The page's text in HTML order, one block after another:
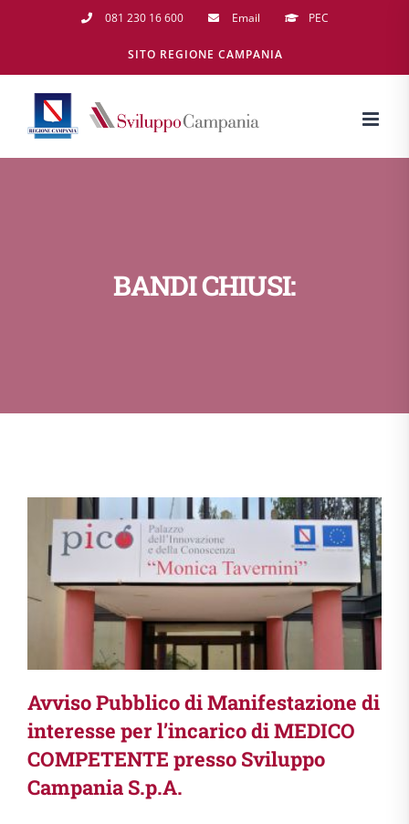
081 230 16 600 Email PEC
SITO REGIONE CAMPANIA
BANDI CHIUSI:
Avviso Pubblico di Manifestazione di
interesse per l’incarico di MEDICO
COMPETENTE presso Sviluppo
Campania S.p.A.